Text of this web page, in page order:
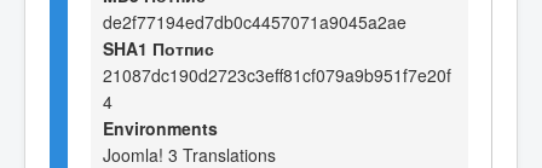
de2f77194ed7db0c4457071a9045a2ae
SHA1 Потпис
21087dc190d2723c3eff81cf079a9b951f7e20f
4
Environments
Joomla! 3 Translations